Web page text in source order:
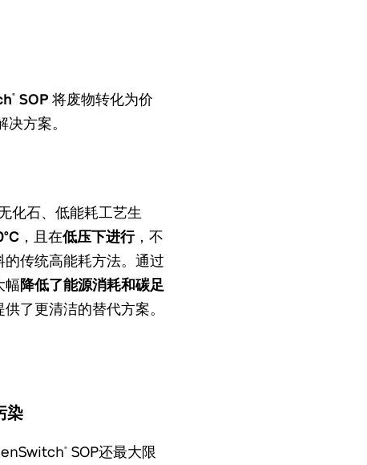
® SOP 将废物转化为价
方案。
化石、低能耗工艺生
，且在低压下进行，不
传统高能耗方法。通过
幅降低了能源消耗和碳足
了更清洁的替代方案。
染
®
SOP还最大限